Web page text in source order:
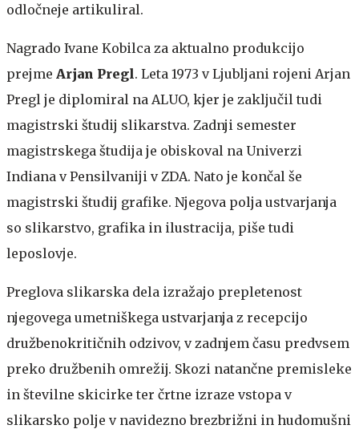
odločneje artikuliral.
Nagrado Ivane Kobilca za aktualno produkcijo
prejme Arjan Pregl. Leta 1973 v Ljubljani rojeni Arjan
Pregl je diplomiral na ALUO, kjer je zaključil tudi
magistrski študij slikarstva. Zadnji semester
magistrskega študija je obiskoval na Univerzi
Indiana v Pensilvaniji v ZDA. Nato je končal še
magistrski študij grafike. Njegova polja ustvarjanja
so slikarstvo, grafika in ilustracija, piše tudi
leposlovje.
Preglova slikarska dela izražajo prepletenost
njegovega umetniškega ustvarjanja z recepcijo
družbenokritičnih odzivov, v zadnjem času predvsem
preko družbenih omrežij. Skozi natančne premisleke
in številne skicirke ter črtne izraze vstopa v
slikarsko polje v navidezno brezbrižni in hudomušni